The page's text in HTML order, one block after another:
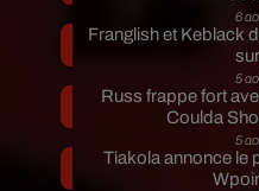
6
Franglish et Keblack
5
Russ frappe fort
Coulda
5
Tiakola annonce le